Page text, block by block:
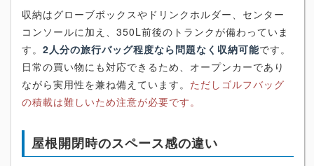
収納はグローブボックスやドリンクホルダー、センター
コンソールに加え、350L前後のトランクが備わっていま
す。 2人分の旅行バッグ程度なら問題なく収納可能です。
日常の買い物にも対応できるため、オープンカーであり
ながら実用性を兼ね備えています。 ただしゴルフバッグ
の積載は難しいため注意が必要です。
屋根開閉時のスペース感の違い